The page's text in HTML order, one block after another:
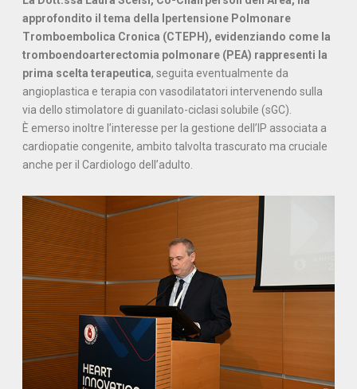
approfondito il tema della Ipertensione Polmonare
Tromboembolica Cronica (CTEPH), evidenziando come la
tromboendoarterectomia polmonare (PEA) rappresenti la
prima scelta terapeutica, seguita eventualmente da
angioplastica e terapia con vasodilatatori intervenendo sulla
via dello stimolatore di guanilato-ciclasi solubile (sGC).
È emerso inoltre l’interesse per la gestione dell’IP associata a
cardiopatie congenite, ambito talvolta trascurato ma cruciale
anche per il Cardiologo dell’adulto.